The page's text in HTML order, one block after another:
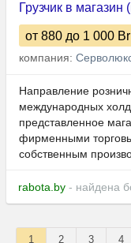
Грузчик в
от 880 до 1 000 Br
компания:
Направление
международных
представленное
фирменными
собственным
rabota.by - найдена
1 2 3 4